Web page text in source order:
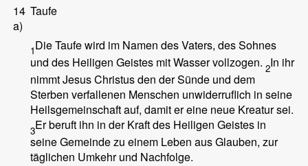
14
a)
Taufe
1Die Taufe wird im Namen des Vaters, des Sohnes
und des Heiligen Geistes mit Wasser vollzogen. 2In ihr
nimmt Jesus Christus den der Sünde und dem
Sterben verfallenen Menschen unwiderruflich in seine
Heilsgemeinschaft auf, damit er eine neue Kreatur sei.
3Er beruft ihn in der Kraft des Heiligen Geistes in
seine Gemeinde zu einem Leben aus Glauben, zur
täglichen Umkehr und Nachfolge.